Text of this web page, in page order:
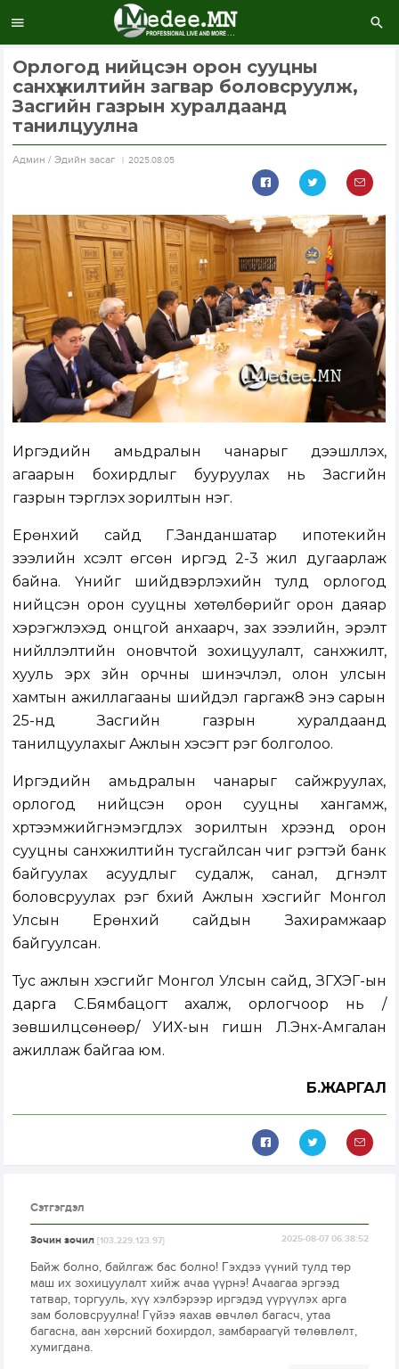
Орлогод нийцсэн орон сууцны
санхүүжилтийн загвар боловсруулж,
Засгийн газрын хуралдаанд
танилцуулна
Aдмин / Эдийн засаг 2025.08.05
Иргэдийн амьдралын чанарыг дээшлүүлэх,
агаарын бохирдлыг бууруулах нь Засгийн
газрын тэргүүлэх зорилтын нэг.
Ерөнхий сайд Г.Занданшатар ипотекийн
зээлийн хүсэлт өгсөн иргэд 2-3 жил дугаарлаж
байна. Үүнийг шийдвэрлэхийн тулд орлогод
нийцсэн орон сууцны хөтөлбөрийг орон даяар
хэрэгжүүлэхэд онцгой анхаарч, зах зээлийн, эрэлт
нийлүүлэлтийн оновчтой зохицуулалт, санхүүжилт,
хууль эрх зүйн орчны шинэчлэл, олон улсын
хамтын ажиллагааны шийдэл гаргаж8 энэ сарын
25-нд Засгийн газрын хуралдаанд
танилцуулахыг Ажлын хэсэгт үүрэг болголоо.
Иргэдийн амьдралын чанарыг сайжруулах,
орлогод нийцсэн орон сууцны хангамж,
хүртээмжийгнэмэгдүүлэх зорилтын хүрээнд орон
сууцны санхүүжилтийн тусгайлсан чиг үүрэгтэй банк
байгуулах асуудлыг судалж, санал, дүгнэлт
боловсруулах үүрэг бүхий Ажлын хэсгийг Монгол
Улсын Ерөнхий сайдын Захирамжаар
байгуулсан.
Тус ажлын хэсгийг Монгол Улсын сайд, ЗГХЭГ-ын
дарга С.Бямбацогт ахалж, орлогчоор нь /
зөвшилцсөнөөр/ УИХ-ын гишүүн Л.Энх-Амгалан
ажиллаж байгаа юм.
Б.ЖАРГАЛ
Сэтгэгдэл
Зочин зочил[103.229.123.97] 2025-08-07 06:38:52
Байж болно, байлгаж бас болно! Гэхдээ үүний тулд төр
маш их зохицуулалт хийж ачаа үүрнэ! Ачаагаа эргээд
татвар, торгууль, хүү хэлбэрээр иргэдэд үүрүүлэх арга
зам боловсруулна! Гүйээ яахав өвчлөл багасч, утаа
багасна, аан хөрсний бохирдол, замбараагүй төлөвлөлт,
хумигдана.